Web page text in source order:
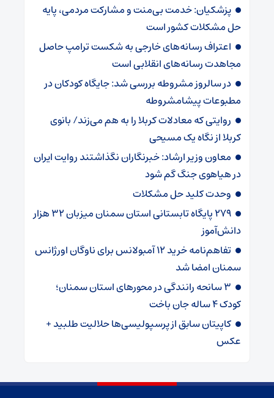
پزشکیان: خدمت بی‌منت و مشارکت مردمی، پایه
حل مشکلات کشور است
اعتراف رسانه‌های خارجی به شکست ترامپ حاصل
مجاهدت رسانه‌های انقلابی است
در سالروز مشروطه بررسی شد: جایگاه کودکان در
مطبوعات پیشامشروطه
روایتی که معادلات کربلا را به هم می‌زند/ بانوی
کربلا از نگاه یک مسیحی
معاون وزیر ارشاد: خبرنگاران نگذاشتند روایت ایران
در هیاهوی جنگ گم شود
وحدت کلید حل مشکلات
۲۷۹ پایگاه تابستانی استان سمنان میزبان ۳۲ هزار
دانش‌آموز
تفاهم‌نامه خرید ۱۲ آمبولانس برای ناوگان اورژانس
سمنان امضا شد
۳ سانحه رانندگی در محورهای استان سمنان؛
کودک ۴ ساله جان باخت
کاپیتان سابق از پرسپولیسی‌ها حلالیت طلبید +
عکس